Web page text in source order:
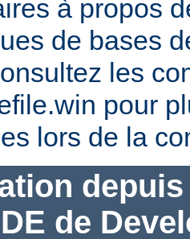
à propos
de bases
les
pour
lors de la
de